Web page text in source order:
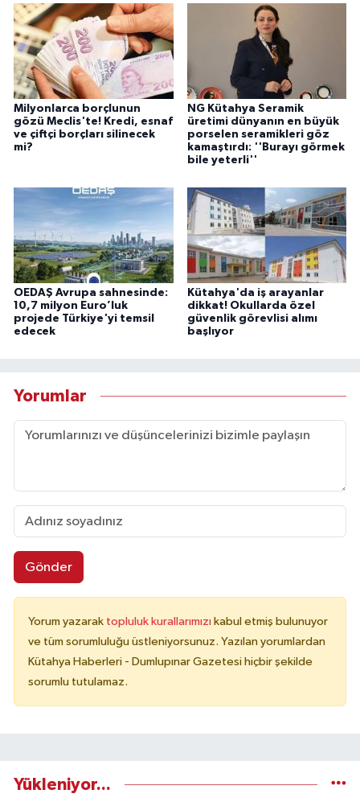
Milyonlarca borçlunun
gözü Meclis'te! Kredi, esnaf
ve çiftçi borçları silinecek
mi?
NG Kütahya Seramik
üretimi dünyanın en büyük
porselen seramikleri göz
kamaştırdı: ''Burayı görmek
bile yeterli''
OEDAŞ Avrupa sahnesinde:
10,7 milyon Euro’luk
projede Türkiye'yi temsil
edecek
Kütahya'da iş arayanlar
dikkat! Okullarda özel
güvenlik görevlisi alımı
başlıyor
Yorumlar
Gönder
Yorum yazarak topluluk kurallarımızı kabul etmiş bulunuyor
ve tüm sorumluluğu üstleniyorsunuz. Yazılan yorumlardan
Kütahya Haberleri - Dumlupınar Gazetesi hiçbir şekilde
sorumlu tutulamaz.
Yükleniyor...